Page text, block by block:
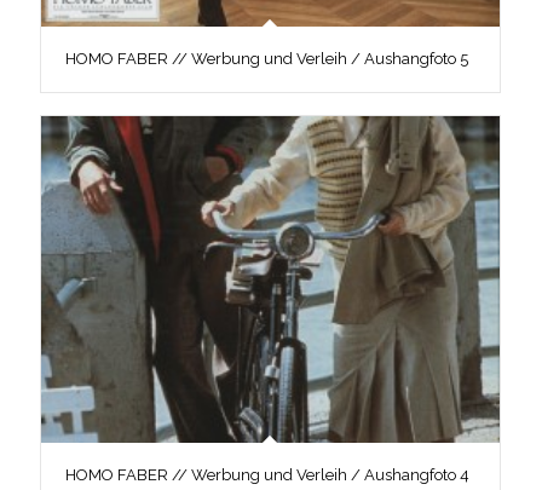
HOMO FABER // Werbung und Verleih / Aushangfoto 5
HOMO FABER // Werbung und Verleih / Aushangfoto 4